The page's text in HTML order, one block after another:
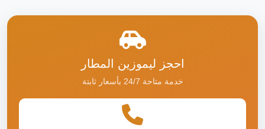
احجز ليموزين المطار
خدمة متاحة 24/7 بأسعار ثابتة